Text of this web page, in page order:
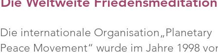
Die internationale Organisation„Planetary
Peace Movement“ wurde im Jahre 1998